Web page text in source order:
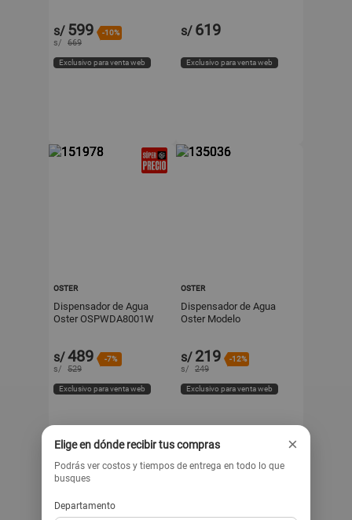
s/ 599 -10%
s/ 669
Exclusivo para venta web
s/ 619
Exclusivo para venta web
OSTER
Dispensador de Agua
Oster OSPWDA8001W
s/489 -7%
s/ 529
Exclusivo para venta web
OSTER
Dispensador de Agua
Oster Modelo
s/ 219 -12%
s/ 249
Exclusivo para venta web
Elige en dónde recibir tus compras ×
Podrás ver costos y tiempos de entrega en todo lo que
busques
Departamento